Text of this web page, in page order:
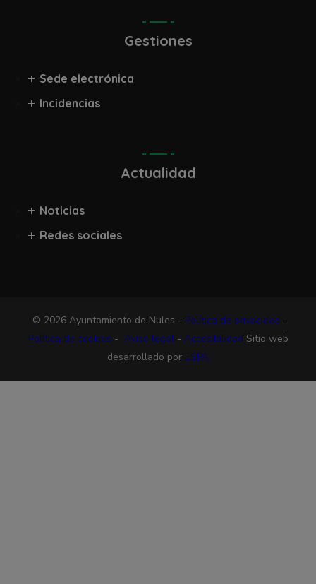
Gestiones
Sede electrónica
Incidencias
Actualidad
Noticias
Redes sociales
© 2026 Ayuntamiento de Nules - Política de privacidad -
Política de cookies - Aviso legal- Accesibilidad Sitio web
desarrollado por ESPA